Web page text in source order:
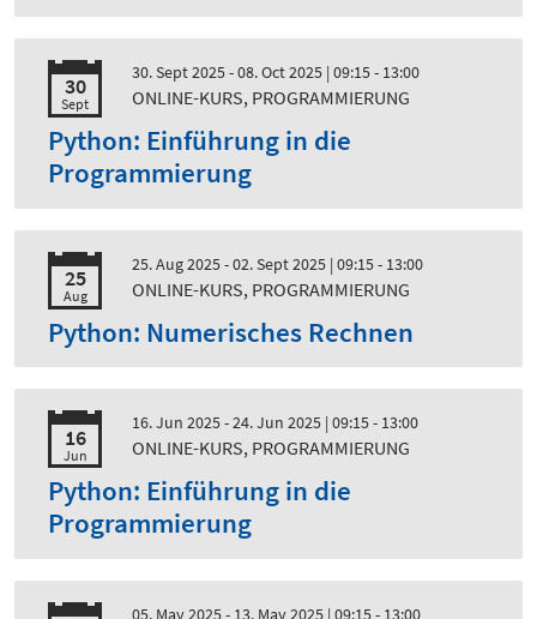
30
Sept
30. Sept 2025 - 08. Oct 2025 | 09:15 - 13:00
ONLINE-KURS, PROGRAMMIERUNG
Python: Einführung in die
Programmierung
25
Aug
25. Aug 2025 - 02. Sept 2025 | 09:15 - 13:00
ONLINE-KURS, PROGRAMMIERUNG
Python: Numerisches Rechnen
16
Jun
16. Jun 2025 - 24. Jun 2025 | 09:15 - 13:00
ONLINE-KURS, PROGRAMMIERUNG
Python: Einführung in die
Programmierung
05. May 2025 - 13. May 2025 | 09:15 - 13:00